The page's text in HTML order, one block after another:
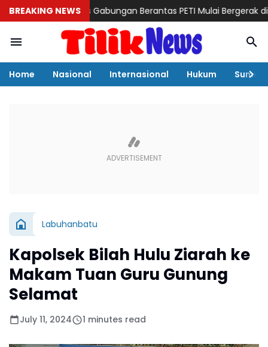
BREAKING NEWS
Satgas Gabungan Berantas PETI Mulai Bergerak di Merangin
Home Nasional Internasional Hukum Sumut
Labuhanbatu
Kapolsek Bilah Hulu Ziarah ke
Makam Tuan Guru Gunung
Selamat
July 11, 2024 1 minutes read